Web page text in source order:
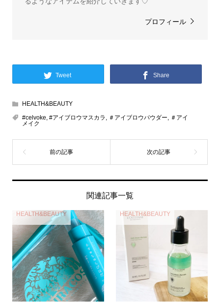
プロフィール
Tweet Share
HEALTH&BEAUTY
#celvoke #アイブロウマスカラ ＃アイブロウパウダー
＃アイ
メイク
関連記事一覧
HEALTH&BEAUTY HEALTH&BEAUTY